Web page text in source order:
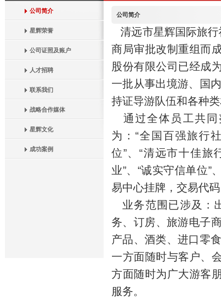
公司简介
星辉荣誉
公司证照及账户
人才招聘
联系我们
战略合作媒体
星辉文化
成功案例
公司简介
清远市星辉国际旅行
商局审批改制重组而
股份有限公司已经成
一批从事出境游、国
持证导游队伍和各种
通过全体员工共同
为：“全国百强旅行
位”、“清远市十佳旅
业”、“诚实守信单位”
易中心挂牌，交易代
业务范围已涉及：
务、订房、旅游电子
产品、酒类、进口零
一方面随时与客户、
方面随时为广大游客
服务。